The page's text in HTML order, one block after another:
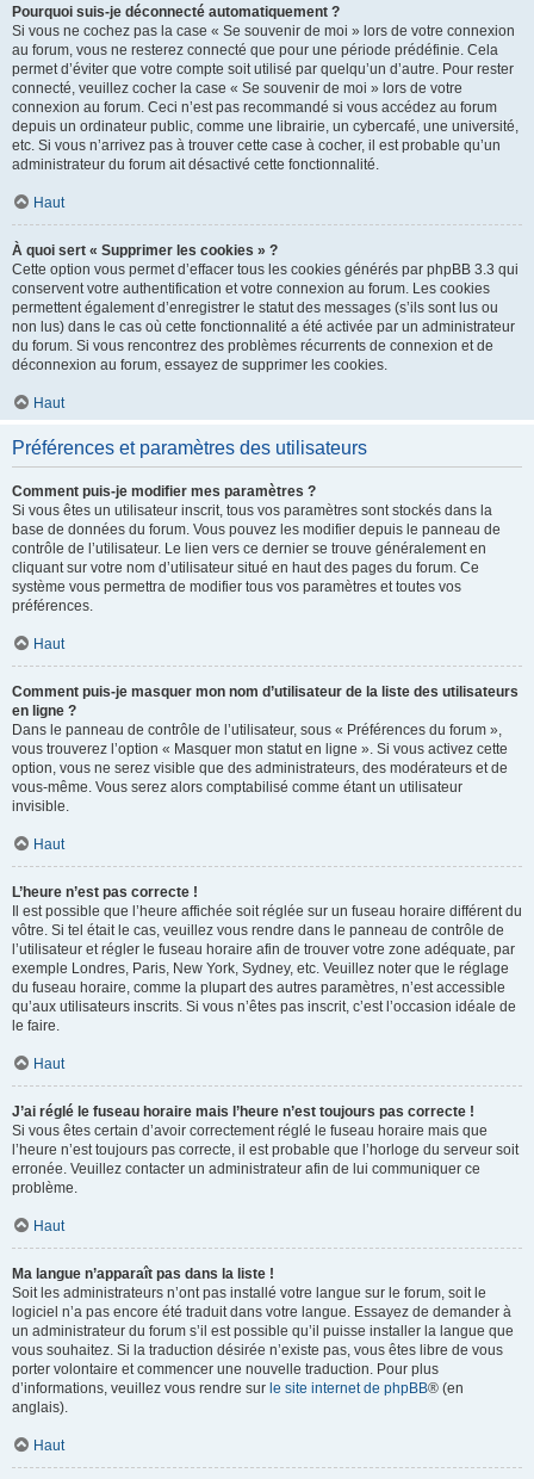
Pourquoi suis-je déconnecté automatiquement ?
Si vous ne cochez pas la case « Se souvenir de moi » lors de votre connexion
au forum, vous ne resterez connecté que pour une période prédéfinie. Cela
permet d’éviter que votre compte soit utilisé par quelqu’un d’autre. Pour rester
connecté, veuillez cocher la case « Se souvenir de moi » lors de votre
connexion au forum. Ceci n’est pas recommandé si vous accédez au forum
depuis un ordinateur public, comme une librairie, un cybercafé, une université,
etc. Si vous n’arrivez pas à trouver cette case à cocher, il est probable qu’un
administrateur du forum ait désactivé cette fonctionnalité.
Haut
À quoi sert « Supprimer les cookies » ?
Cette option vous permet d’effacer tous les cookies générés par phpBB 3.3 qui
conservent votre authentification et votre connexion au forum. Les cookies
permettent également d’enregistrer le statut des messages (s’ils sont lus ou
non lus) dans le cas où cette fonctionnalité a été activée par un administrateur
du forum. Si vous rencontrez des problèmes récurrents de connexion et de
déconnexion au forum, essayez de supprimer les cookies.
Haut
Préférences et paramètres des utilisateurs
Comment puis-je modifier mes paramètres ?
Si vous êtes un utilisateur inscrit, tous vos paramètres sont stockés dans la
base de données du forum. Vous pouvez les modifier depuis le panneau de
contrôle de l’utilisateur. Le lien vers ce dernier se trouve généralement en
cliquant sur votre nom d’utilisateur situé en haut des pages du forum. Ce
système vous permettra de modifier tous vos paramètres et toutes vos
préférences.
Haut
Comment puis-je masquer mon nom d’utilisateur de la liste des utilisateurs
en ligne ?
Dans le panneau de contrôle de l’utilisateur, sous « Préférences du forum »,
vous trouverez l’option « Masquer mon statut en ligne ». Si vous activez cette
option, vous ne serez visible que des administrateurs, des modérateurs et de
vous-même. Vous serez alors comptabilisé comme étant un utilisateur
invisible.
Haut
L’heure n’est pas correcte !
Il est possible que l’heure affichée soit réglée sur un fuseau horaire différent du
vôtre. Si tel était le cas, veuillez vous rendre dans le panneau de contrôle de
l’utilisateur et régler le fuseau horaire afin de trouver votre zone adéquate, par
exemple Londres, Paris, New York, Sydney, etc. Veuillez noter que le réglage
du fuseau horaire, comme la plupart des autres paramètres, n’est accessible
qu’aux utilisateurs inscrits. Si vous n’êtes pas inscrit, c’est l’occasion idéale de
le faire.
Haut
J’ai réglé le fuseau horaire mais l’heure n’est toujours pas correcte !
Si vous êtes certain d’avoir correctement réglé le fuseau horaire mais que
l’heure n’est toujours pas correcte, il est probable que l’horloge du serveur soit
erronée. Veuillez contacter un administrateur afin de lui communiquer ce
problème.
Haut
Ma langue n’apparaît pas dans la liste !
Soit les administrateurs n’ont pas installé votre langue sur le forum, soit le
logiciel n’a pas encore été traduit dans votre langue. Essayez de demander à
un administrateur du forum s’il est possible qu’il puisse installer la langue que
vous souhaitez. Si la traduction désirée n’existe pas, vous êtes libre de vous
porter volontaire et commencer une nouvelle traduction. Pour plus
d’informations, veuillez vous rendre sur le site internet de phpBB® (en
anglais).
Haut